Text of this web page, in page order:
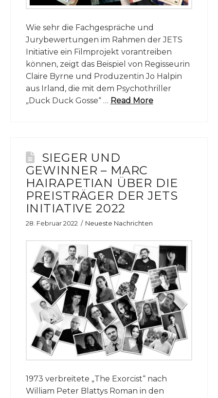
Wie sehr die Fachgespräche und
Jurybewertungen im Rahmen der JETS
Initiative ein Filmprojekt vorantreiben
können, zeigt das Beispiel von Regisseurin
Claire Byrne und Produzentin Jo Halpin
aus Irland, die mit dem Psychothriller
„Duck Duck Gosse“ … Read More
SIEGER UND
GEWINNER – MARC
HAIRAPETIAN ÜBER DIE
PREISTRÄGER DER JETS
INITIATIVE 2022
28. Februar 2022 Neueste Nachrichten
1973 verbreitete „The Exorcist“ nach
William Peter Blattys Roman in den